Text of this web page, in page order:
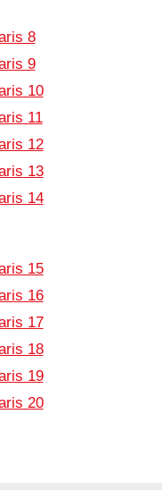
8
9
10
11
12
13
14
15
16
17
18
19
20